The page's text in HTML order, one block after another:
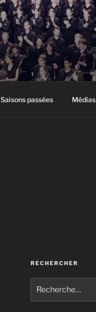
Saisons passées Médias
RECHERCHER
pour
: